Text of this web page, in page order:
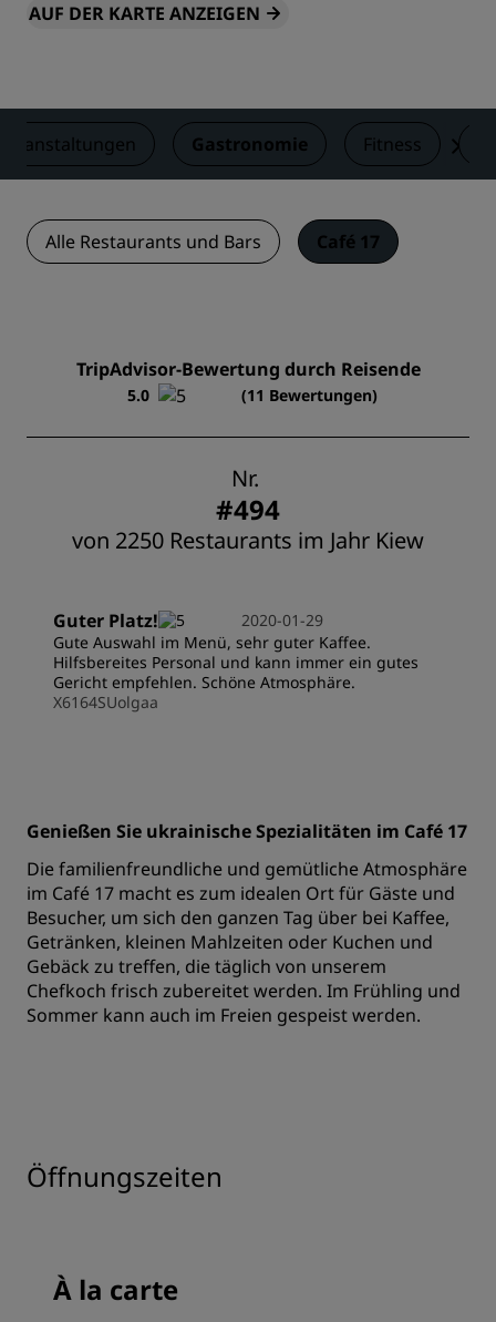
AUF DER KARTE ANZEIGEN
Gastronomie Fitness
Alle Restaurants und Bars Café 17
TripAdvisor-Bewertung durch Reisende
5.0 (11 Bewertungen)
Nr.
#494
von 2250 Restaurants im Jahr Kiew
Guter Platz!
2020-01-29
Gute Auswahl im Menü, sehr guter Kaffee.
Hilfsbereites Personal und kann immer ein gutes
Gericht empfehlen. Schöne Atmosphäre.
X6164SUolgaa
Genießen Sie ukrainische Spezialitäten im Café 17
Die familienfreundliche und gemütliche Atmosphäre
im Café 17 macht es zum idealen Ort für Gäste und
Besucher, um sich den ganzen Tag über bei Kaffee,
Getränken, kleinen Mahlzeiten oder Kuchen und
Gebäck zu treffen, die täglich von unserem
Chefkoch frisch zubereitet werden. Im Frühling und
Sommer kann auch im Freien gespeist werden.
Öffnungszeiten
À la carte